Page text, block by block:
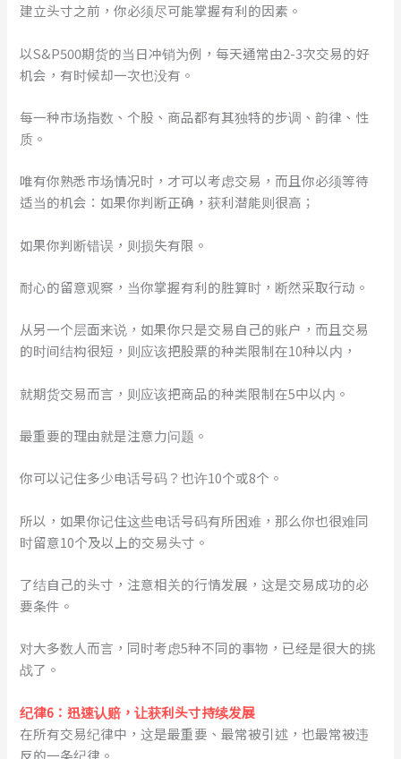
建立头寸之前，你必须尽可能掌握有利的因素。
以S&P500期货的当日冲销为例，每天通常由2-3次交易的好
机会，有时候却一次也没有。
每一种市场指数、个股、商品都有其独特的步调、韵律、性
质。
唯有你熟悉市场情况时，才可以考虑交易，而且你必须等待
适当的机会：如果你判断正确，获利潜能则很高；
如果你判断错误，则损失有限。
耐心的留意观察，当你掌握有利的胜算时，断然采取行动。
从另一个层面来说，如果你只是交易自己的账户，而且交易
的时间结构很短，则应该把股票的种类限制在10种以内，
就期货交易而言，则应该把商品的种类限制在5中以内。
最重要的理由就是注意力问题。
你可以记住多少电话号码？也许10个或8个。
所以，如果你记住这些电话号码有所困难，那么你也很难同
时留意10个及以上的交易头寸。
了结自己的头寸，注意相关的行情发展，这是交易成功的必
要条件。
对大多数人而言，同时考虑5种不同的事物，已经是很大的挑
战了。
纪律6：迅速认赔，让获利头寸持续发展
在所有交易纪律中，这是最重要、最常被引述，也最常被违
反的一条纪律。